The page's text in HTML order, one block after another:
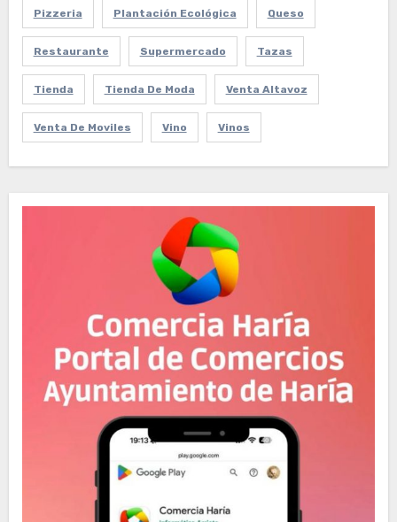
Pizzeria Plantación Ecológica Queso
Restaurante Supermercado Tazas
Tienda Tienda De Moda Venta Altavoz
Venta De Moviles Vino Vinos